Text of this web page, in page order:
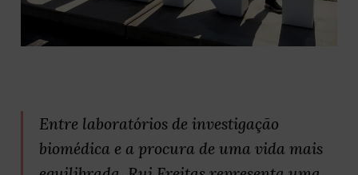
Entre laboratórios de investigação
biomédica e a procura de uma vida mais